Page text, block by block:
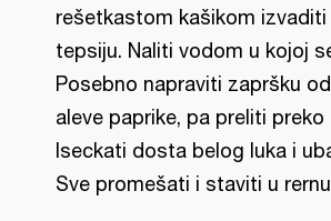
rešetkastom kašikom izvaditi
tepsiju. Naliti vodom u kojoj
Posebno napraviti zapršku
aleve paprike, pa preliti preko
Iseckati dosta belog luka i
Sve promešati i staviti u